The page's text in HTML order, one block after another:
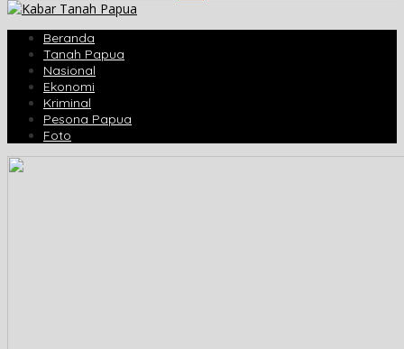
Beranda
Tanah Papua
Nasional
Ekonomi
Kriminal
Pesona Papua
Foto